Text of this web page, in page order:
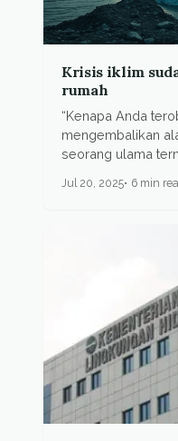
Krisis iklim
rumah
“Kenapa Anda
mengembalikan
seorang ulama
Jul 20, 2025 6 min